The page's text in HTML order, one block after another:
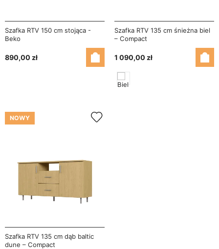
Szafka RTV 150 cm stojąca -
Beko
890,00 zł
Szafka RTV 135 cm śnieżna biel
– Compact
1 090,00 zł
NOWY
Szafka RTV 135 cm dąb baltic
dune – Compact